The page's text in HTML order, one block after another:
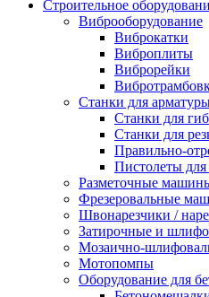
Строительное
Виброоборудование
Виброкатки
Виброплиты
Виброрейки
Станки для
Станки для
Станки для
Правильно-
Пистолеты
Разметочные
Фрезеровальные
Швонарезчики /
Затирочные и
Мозаично-
Мотопомпы
Оборудование для